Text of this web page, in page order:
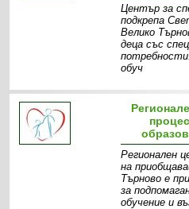
Център за
подкрепа
Велико
деца със
обуч
Регионален
на
Търново е
за
обучение и